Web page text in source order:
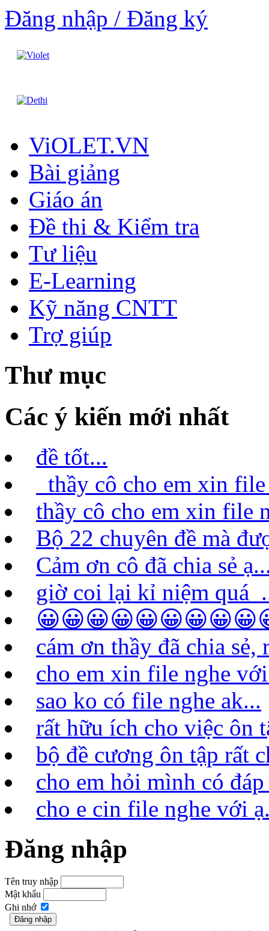
Đăng nhập / Đăng ký
ViOLET.VN
Bài giảng
Giáo án
Đề thi & Kiểm tra
Tư liệu
E-Learning
Kỹ năng CNTT
Trợ giúp
Thư mục
Các ý kiến mới nhất
đề tốt...
thầy cô cho em xin
thầy cô cho em xin file
Bộ 22 chuyên đề mà
Cảm ơn cô đã chia sẻ
giờ coi lại kỉ niệm quá
cám ơn thầy đã chia sẻ,
cho em xin file nghe
sao ko có file nghe ak...
rất hữu ích cho việc ôn
bộ đề cương ôn tập rất
cho em hỏi mình có
cho e cin file nghe với
Đăng nhập
Tên truy nhập
Mật khẩu
Ghi nhớ